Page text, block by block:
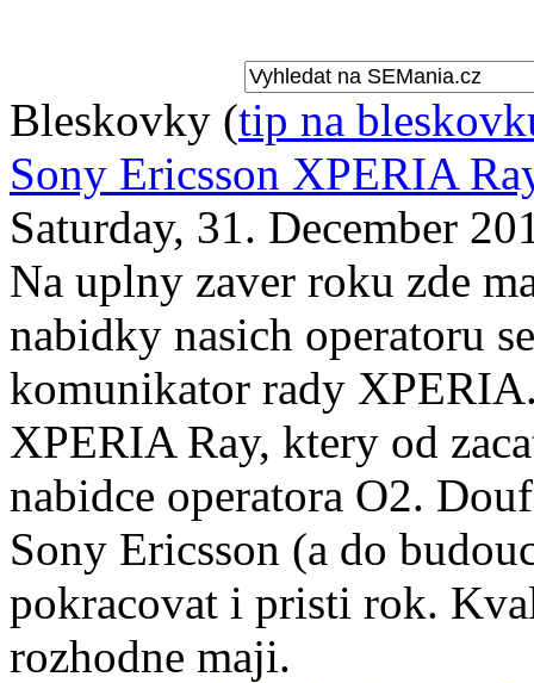
Bleskovky (tip na
Sony Ericsson XPERIA
Saturday, 31. December
Na uplny zaver roku zde
nabidky nasich operatoru
komunikator rady
XPERIA Ray, ktery od
nabidce operatora O2.
Sony Ericsson (a do
pokracovat i pristi rok.
rozhodne maji.